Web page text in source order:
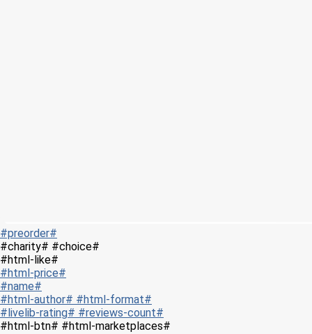
#preorder#
#charity# #choice#
#html-like#
#html-price#
#name#
#html-author# #html-format#
#livelib-rating# #reviews-count#
#html-btn# #html-marketplaces#